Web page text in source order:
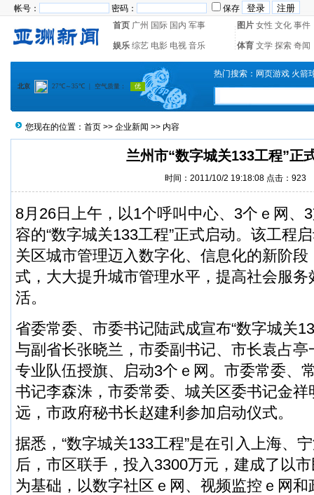
帐号： 密码：
保存
首页 广州 国际 国内 军事 图片 女性 文化 事件
娱乐 综艺 电影 电视 音乐 体育 文学 探索 奇闻
热门搜索： 网页游戏 火箭
您现在的位置： 首页 >> 企业新闻 >> 内容
兰州市“数字城关133工程”正
时间：2011/10/2 19:18:08 点击：923
8月26日上午，以1个呼叫中心、3个ｅ网、
容的“数字城关133工程”正式启动。该工程
关区城市管理迈入数字化、信息化的新阶
式，大大提升城市管理水平，提高社会服
活。
省委常委、市委书记陆武成宣布“数字城关
与副省长张晓兰，市委副书记、市长袁占
专业队伍授旗、启动3个ｅ网。市委常委、
书记李森洙，市委常委、城关区委书记金
远，市政府秘书长赵建利参加启动仪式。
据悉，“数字城关133工程”是在引入上海、
后，市区联手，投入3300万元，建成了以
为基础，以数字社区ｅ网、视频监控ｅ网